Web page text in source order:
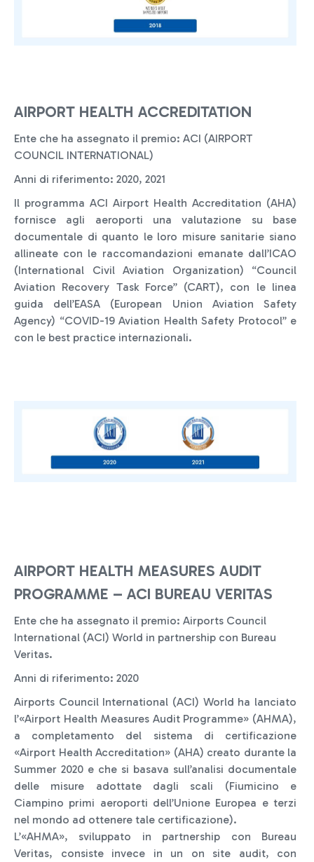
AIRPORT HEALTH ACCREDITATION
Ente che ha assegnato il premio: ACI (AIRPORT
COUNCIL INTERNATIONAL)
Anni di riferimento: 2020, 2021
Il programma ACI Airport Health Accreditation (AHA)
fornisce agli aeroporti una valutazione su base
documentale di quanto le loro misure sanitarie siano
allineate con le raccomandazioni emanate dalI’ICAO
(International Civil Aviation Organization) “Council
Aviation Recovery Task Force” (CART), con le linea
guida dell’EASA (European Union Aviation Safety
Agency) “COVID-19 Aviation Health Safety Protocol” e
con le best practice internazionali.
AIRPORT HEALTH MEASURES AUDIT
PROGRAMME – ACI BUREAU VERITAS
Ente che ha assegnato il premio: Airports Council
International (ACI) World in partnership con Bureau
Veritas.
Anni di riferimento: 2020
Airports Council International (ACI) World ha lanciato
l’«Airport Health Measures Audit Programme» (AHMA),
a completamento del sistema di certificazione
«Airport Health Accreditation» (AHA) creato durante la
Summer 2020 e che si basava sull’analisi documentale
delle misure adottate dagli scali (Fiumicino e
Ciampino primi aeroporti dell’Unione Europea e terzi
nel mondo ad ottenere tale certificazione).
L’«AHMA», sviluppato in partnership con Bureau
Veritas, consiste invece in un on site audit, con